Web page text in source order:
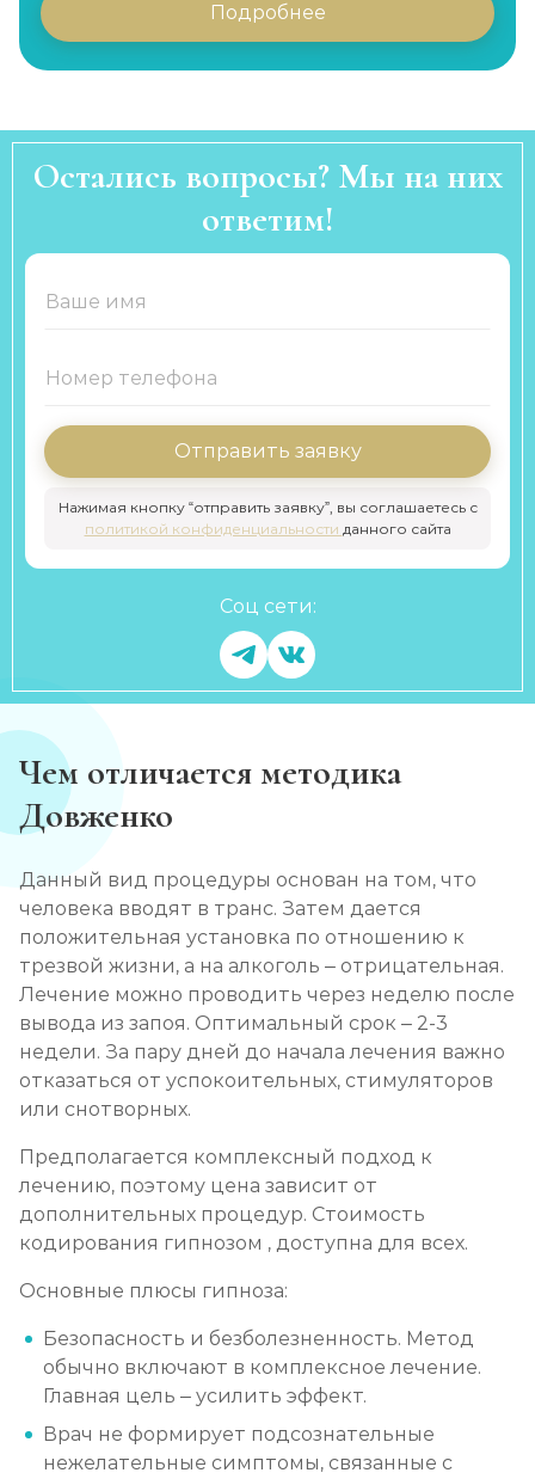
Подробнее
Остались вопросы? Мы на них
ответим!
Отправить заявку
Нажимая кнопку “отправить заявку”, вы соглашаетесь с
политикой конфиденциальности данного сайта
Соц сети:
Чем отличается методика
Довженко
Данный вид процедуры основан на том, что
человека вводят в транс. Затем дается
положительная установка по отношению к
трезвой жизни, а на алкоголь – отрицательная.
Лечение можно проводить через неделю после
вывода из запоя. Оптимальный срок – 2-3
недели. За пару дней до начала лечения важно
отказаться от успокоительных, стимуляторов
или снотворных.
Предполагается комплексный подход к
лечению, поэтому цена зависит от
дополнительных процедур. Стоимость
кодирования гипнозом , доступна для всех.
Основные плюсы гипноза:
Безопасность и безболезненность. Метод
обычно включают в комплексное лечение.
Главная цель – усилить эффект.
Врач не формирует подсознательные
нежелательные симптомы, связанные с